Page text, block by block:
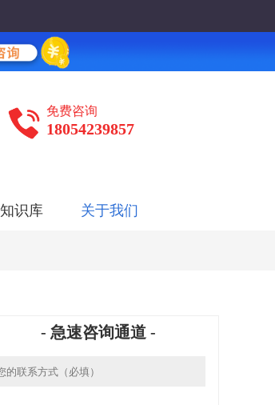
免费咨询
18054239857
知识库 关于我们
- 急速咨询通道 -